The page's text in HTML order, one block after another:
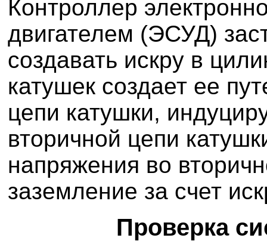
Контроллер
двигателем (ЭСУД)
создавать искру в
катушек создает ее
цепи катушки,
вторичной цепи
напряжения во
заземление за счет
Проверка